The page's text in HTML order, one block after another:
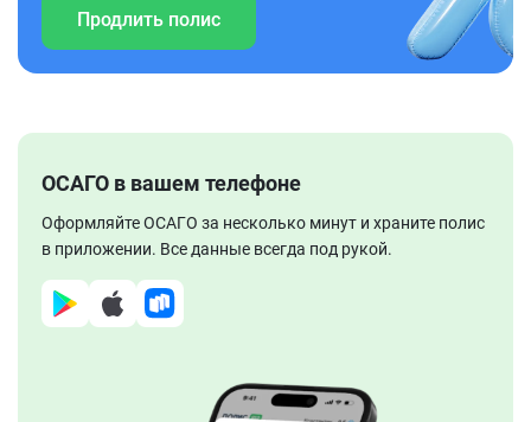
Продлить полис
ОСАГО в вашем телефоне
Оформляйте ОСАГО за несколько минут и храните полис
в приложении. Все данные всегда под рукой.